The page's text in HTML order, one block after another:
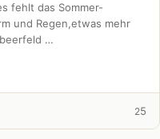
fehlt das Sommer-
und Regen,etwas mehr
…
25